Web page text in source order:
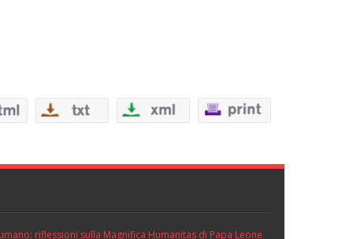
riflessioni sulla Magnifica Humanitas di Papa Leone